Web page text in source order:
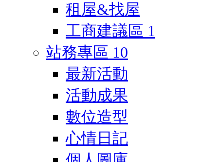
租屋&找屋
工商建議區 1
站務專區 10
最新活動
活動成果
數位造型
心情日記